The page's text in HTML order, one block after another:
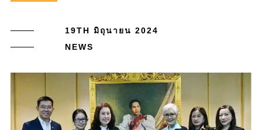
19TH มิถุนายน 2024
NEWS